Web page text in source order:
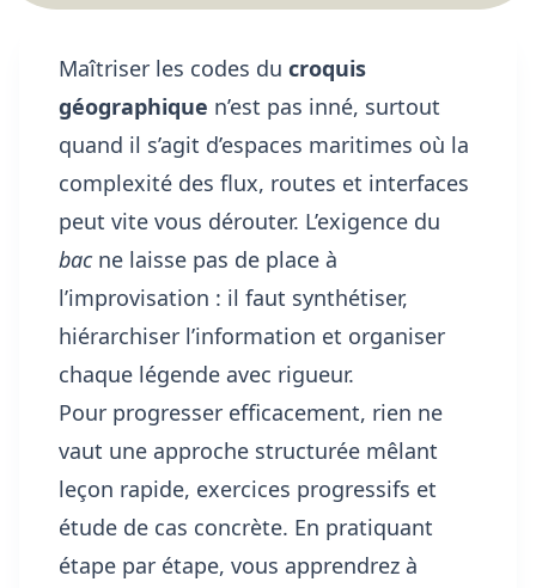
Maîtriser les codes du croquis
géographique n’est pas inné, surtout
quand il s’agit d’espaces maritimes où la
complexité des flux, routes et interfaces
peut vite vous dérouter. L’exigence du
bacne laisse pas de place à
l’improvisation : il faut synthétiser,
hiérarchiser l’information et organiser
chaque légende avec rigueur.
Pour progresser efficacement, rien ne
vaut une approche structurée mêlant
leçon rapide, exercices progressifs et
étude de cas concrète. En pratiquant
étape par étape, vous apprendrez à